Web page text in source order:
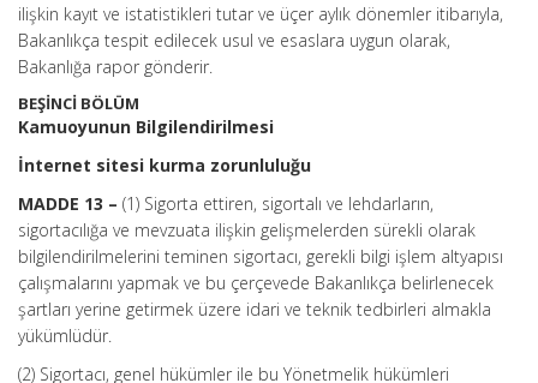
ilişkin kayıt ve istatistikleri tutar ve üçer aylık dönemler itibarıyla,
Bakanlıkça tespit edilecek usul ve esaslara uygun olarak,
Bakanlığa rapor gönderir.
BEŞİNCİ BÖLÜM
Kamuoyunun Bilgilendirilmesi
İnternet sitesi kurma zorunluluğu
MADDE 13 – (1) Sigorta ettiren, sigortalı ve lehdarların,
sigortacılığa ve mevzuata ilişkin gelişmelerden sürekli olarak
bilgilendirilmelerini teminen sigortacı, gerekli bilgi işlem altyapısı
çalışmalarını yapmak ve bu çerçevede Bakanlıkça belirlenecek
şartları yerine getirmek üzere idari ve teknik tedbirleri almakla
yükümlüdür.
(2) Sigortacı, genel hükümler ile bu Yönetmelik hükümleri